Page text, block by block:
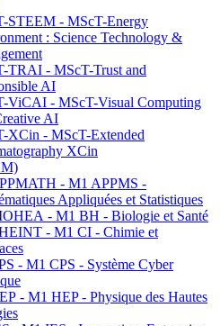
STEEM - MScT-Energy
: Science Technology &
TRAI - MScT-Trust and
AI
ViCAI - MScT-Visual Computing
AI
XCin - MScT-Extended
XCin
- M1 APPMS -
Appliquées et Statistiques
- M1 BH - Biologie et Santé
- M1 CI - Chimie et
- M1 CPS - Système Cyber
- M1 HEP - Physique des Hautes